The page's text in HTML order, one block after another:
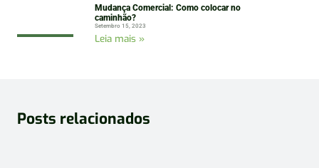
Mudança Comercial: Como colocar no
caminhão?
Setembro 15, 2023
Leia mais »
Posts relacionados